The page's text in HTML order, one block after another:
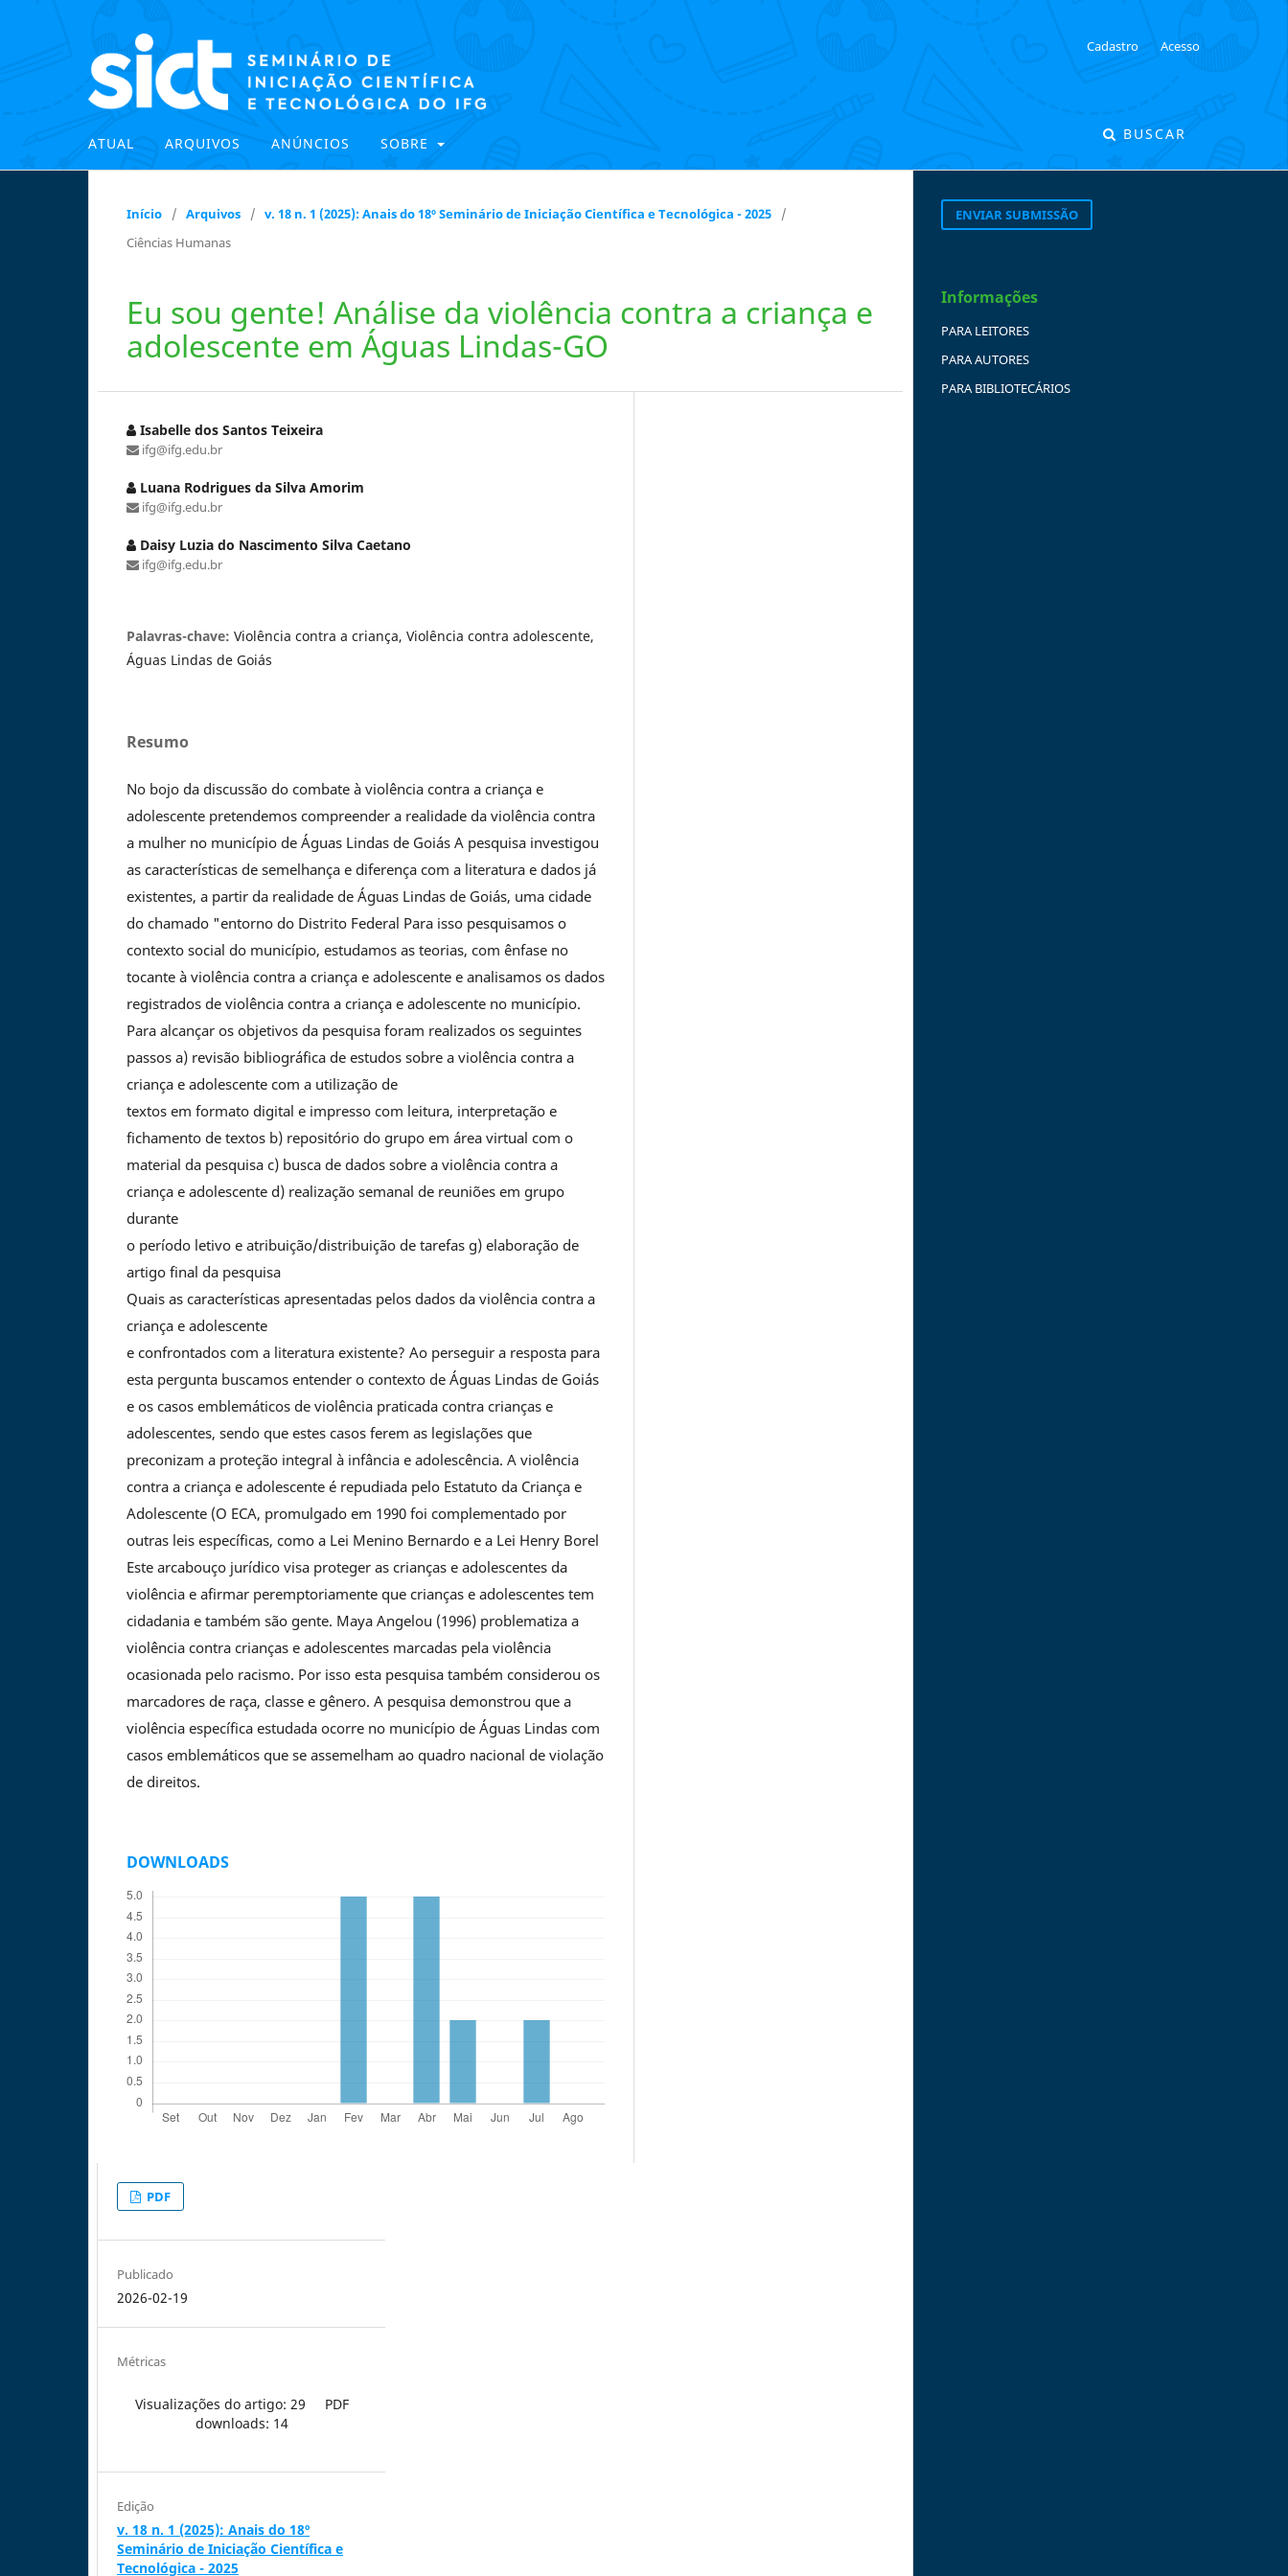
ATUAL ARQUIVOS ANÚNCIOS SOBRE
BUSCAR
Cadastro Acesso
Início / Arquivos / v. 18 n. 1 (2025): Anais do 18º Seminário de Iniciação Científica e Tecnológica - 2025
/
Ciências Humanas
Eu sou gente! Análise da violência contra a criança e
adolescente em Águas Lindas-GO
Isabelle dos Santos Teixeira
ifg@ifg.edu.br
Luana Rodrigues da Silva Amorim
ifg@ifg.edu.br
Daisy Luzia do Nascimento Silva Caetano
ifg@ifg.edu.br
Palavras-chave: Violência contra a criança, Violência contra adolescente,
Águas Lindas de Goiás
Resumo
No bojo da discussão do combate à violência contra a criança e
adolescente pretendemos compreender a realidade da violência contra
a mulher no município de Águas Lindas de Goiás A pesquisa investigou
as características de semelhança e diferença com a literatura e dados já
existentes, a partir da realidade de Águas Lindas de Goiás, uma cidade
do chamado "entorno do Distrito Federal Para isso pesquisamos o
contexto social do município, estudamos as teorias, com ênfase no
tocante à violência contra a criança e adolescente e analisamos os dados
registrados de violência contra a criança e adolescente no município.
Para alcançar os objetivos da pesquisa foram realizados os seguintes
passos a) revisão bibliográfica de estudos sobre a violência contra a
criança e adolescente com a utilização de
textos em formato digital e impresso com leitura, interpretação e
fichamento de textos b) repositório do grupo em área virtual com o
material da pesquisa c) busca de dados sobre a violência contra a
criança e adolescente d) realização semanal de reuniões em grupo
durante
o período letivo e atribuição/distribuição de tarefas g) elaboração de
artigo final da pesquisa
Quais as características apresentadas pelos dados da violência contra a
criança e adolescente
e confrontados com a literatura existente? Ao perseguir a resposta para
esta pergunta buscamos entender o contexto de Águas Lindas de Goiás
e os casos emblemáticos de violência praticada contra crianças e
adolescentes, sendo que estes casos ferem as legislações que
preconizam a proteção integral à infância e adolescência. A violência
contra a criança e adolescente é repudiada pelo Estatuto da Criança e
Adolescente (O ECA, promulgado em 1990 foi complementado por
outras leis específicas, como a Lei Menino Bernardo e a Lei Henry Borel
Este arcabouço jurídico visa proteger as crianças e adolescentes da
violência e afirmar peremptoriamente que crianças e adolescentes tem
cidadania e também são gente. Maya Angelou (1996) problematiza a
violência contra crianças e adolescentes marcadas pela violência
ocasionada pelo racismo. Por isso esta pesquisa também considerou os
marcadores de raça, classe e gênero. A pesquisa demonstrou que a
violência específica estudada ocorre no município de Águas Lindas com
casos emblemáticos que se assemelham ao quadro nacional de violação
de direitos.
DOWNLOADS
PDF
Publicado
2026-02-19
Métricas
Visualizações do artigo: 29
PDF
downloads: 14
Edição
v. 18 n. 1 (2025): Anais do 18º
Seminário de Iniciação Científica e
Tecnológica - 2025
ENVIAR SUBMISSÃO
Informações
PARA LEITORES
PARA AUTORES
PARA BIBLIOTECÁRIOS